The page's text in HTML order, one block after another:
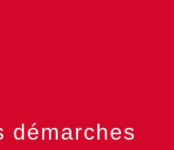
démarches